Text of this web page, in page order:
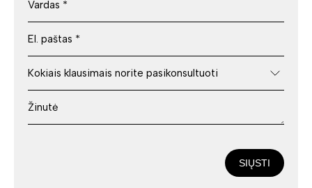
SIŲSTI